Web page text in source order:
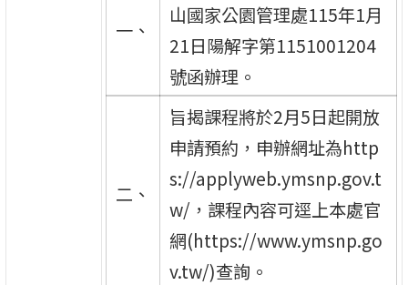
一、
山國家公園管理處115年1月
21日陽解字第1151001204
號函辦理。
二、
旨揭課程將於2月5日起開放
申請預約，申辦網址為http
s://applyweb.ymsnp.gov.t
w/，課程內容可逕上本處官
網(https://www.ymsnp.go
v.tw/)查詢。